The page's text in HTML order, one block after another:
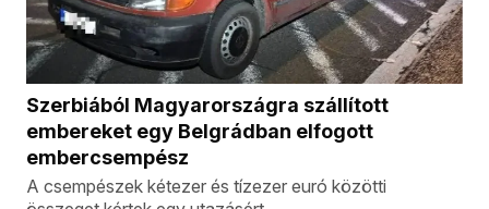
Szerbiából Magyarországra szállított
embereket egy Belgrádban elfogott
embercsempész
A csempészek kétezer és tízezer euró közötti